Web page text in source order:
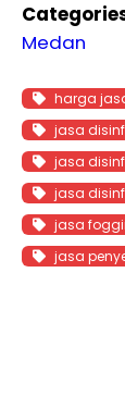
Medan
harga
jasa
jasa
jasa
jasa
jasa